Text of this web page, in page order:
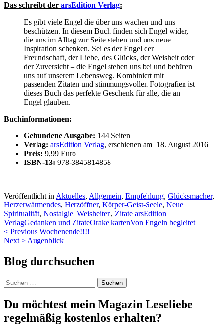
Das schreibt der arsEdition Verlag:
Es gibt viele Engel die über uns wachen und uns
beschützen. In diesem Buch finden sich Engel wider,
die uns im Alltag zur Seite stehen und uns neue
Inspiration schenken. Sei es der Engel der
Freundschaft, der Liebe, des Glücks, der Weisheit oder
der Zuversicht – die Engel stehen uns bei und behüten
uns auf unserem Lebensweg. Kombiniert mit
passenden Zitaten und stimmungsvollen Fotografien ist
dieses Buch das perfekte Geschenk für alle, die an
Engel glauben.
Buchinformationen:
Gebundene Ausgabe: 144 Seiten
Verlag: arsEdition Verlag, erschienen am 18. August 2016
Preis: 9,99 Euro
ISBN-13: 978-3845814858
Veröffentlicht in Aktuelles, Allgemein, Empfehlung, Glücksmacher,
Herzerwärmendes, Herzöffner, Körper-Geist-Seele, Neue
Spiritualität, Nostalgie, Weisheiten, Zitate arsEdition
VerlagGedanken und ZitateOrakelkartenVon Engeln begleitet
Beitragsnavigation
< Previous Wochenende!!!!
Next > Augenblick
Blog durchsuchen
Suchen
nach:
Du möchtest mein Magazin Leseliebe
regelmäßig kostenlos erhalten?